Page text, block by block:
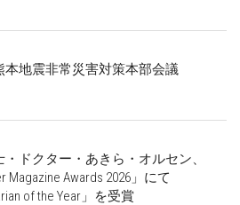
本地震非常災害対策本部会議
ドクター・あきら・オルセン、
Magazine Awards 2026」にて
of the Year」を受賞